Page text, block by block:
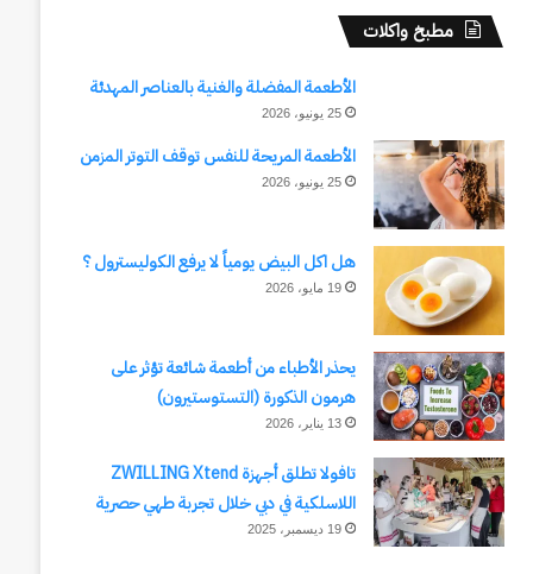
مطبخ واكلات
الأطعمة المفضلة والغنية بالعناصر المهدئة
25 يونيو، 2026
الأطعمة المريحة للنفس توقف التوتر المزمن
25 يونيو، 2026
هل اكل البيض يومياً لا يرفع الكوليسترول ؟
19 مايو، 2026
يحذر الأطباء من أطعمة شائعة تؤثر على
هرمون الذكورة (التستوستيرون)
13 يناير، 2026
تافولا تطلق أجهزة ZWILLING Xtend
اللاسلكية في دبي خلال تجربة طهي حصرية
19 ديسمبر، 2025